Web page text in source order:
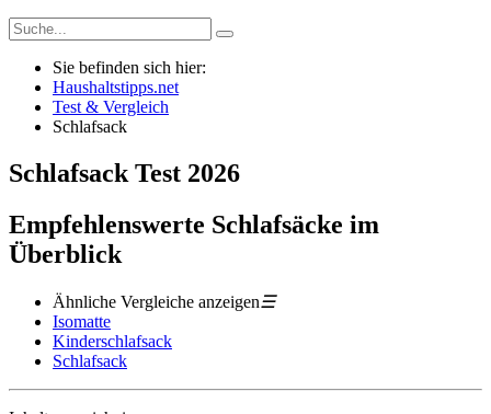
Sie befinden sich hier:
Haushaltstipps.net
Test & Vergleich
Schlafsack
Schlafsack Test 2026
Empfehlenswerte Schlafsäcke im
Überblick
Ähnliche Vergleiche anzeigen☰
Isomatte
Kinderschlafsack
Schlafsack